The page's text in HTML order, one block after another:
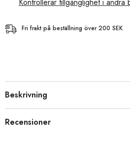
Fri frakt på beställning över 200 SEK
Beskrivning
Recensioner